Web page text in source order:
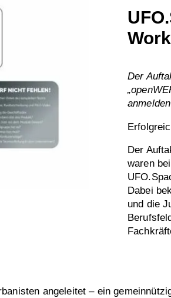
Der
Der
waren
Dabei
und die
angeleitet – ein